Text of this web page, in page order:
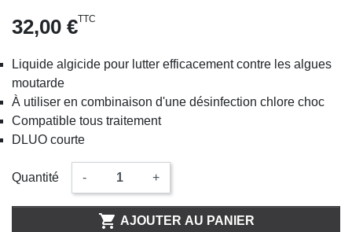
32,00 €TTC
Liquide algicide pour lutter efficacement contre les algues
moutarde
À utiliser en combinaison d'une désinfection chlore choc
Compatible tous traitement
DLUO courte
Quantité - +
 AJOUTER AU PANIER